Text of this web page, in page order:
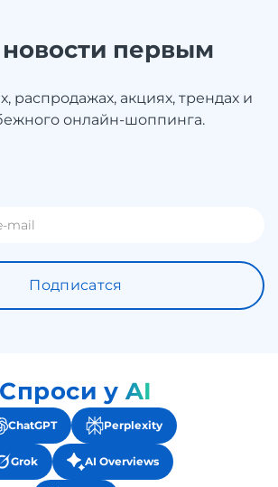
первым
распродажах, акциях, трендах и
онлайн-шоппинга.
Подписатся
Спроси у AI
ChatGPT Perplexity
Grok AI Overviews